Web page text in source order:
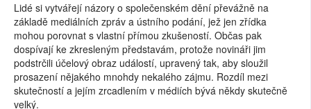
Lidé si vytvářejí názory o společenském dění převážně na
základě mediálních zpráv a ústního podání, jež jen zřídka
mohou porovnat s vlastní přímou zkušeností. Občas pak
dospívají ke zkresleným představám, protože novináři jim
podstrčili účelový obraz událostí, upravený tak, aby sloužil
prosazení nějakého mnohdy nekalého zájmu. Rozdíl mezi
skutečností a jejím zrcadlením v médiích bývá někdy skutečně
velký.